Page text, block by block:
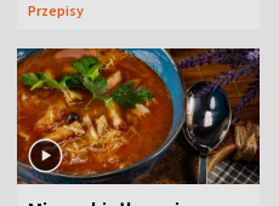
Przepisy